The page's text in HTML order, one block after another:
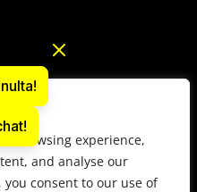
browsing experience,
and analyse our
you consent to our use of
sissos.com
9